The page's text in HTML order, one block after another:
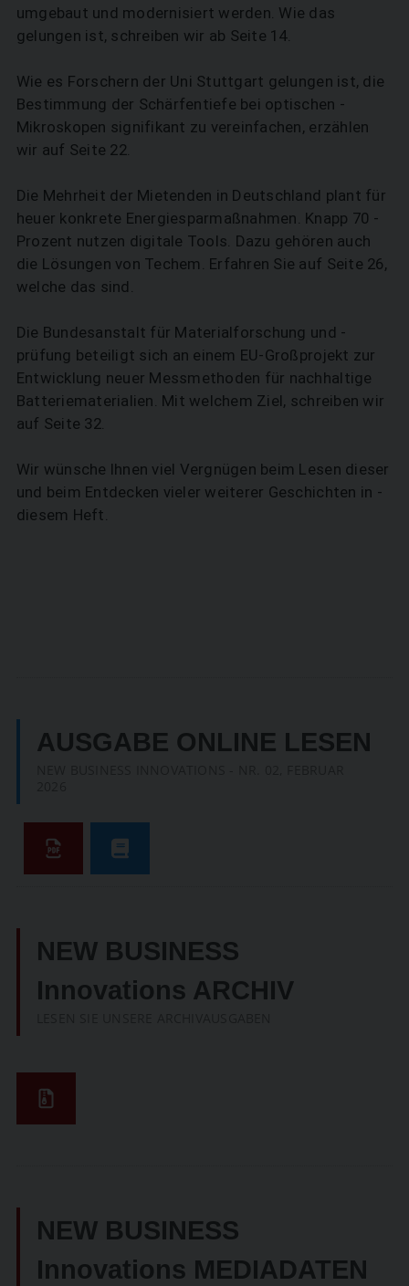
umgebaut und modernisiert werden. Wie das
gelungen ist, schreiben wir ab Seite 14.
Wie es Forschern der Uni Stuttgart gelungen ist, die
Bestimmung der Schärfentiefe bei optischen ­
Mikroskopen signifikant zu vereinfachen, erzählen
wir auf Seite 22.
Die Mehrheit der Mietenden in Deutschland plant für
heuer konkrete­ ­Energiesparmaßnahmen. Knapp ­70 ­
Prozent nutzen digitale Tools. Dazu gehören auch
die ­Lösungen von Techem. Erfahren Sie auf Seite 26,
welche das sind.
Die Bundesanstalt für Materialforschung und -
prüfung beteiligt sich an einem EU-Großprojekt zur
Entwicklung neuer Messmethoden für nachhaltige
Batterie­materi­alien. Mit welchem Ziel, schreiben wir
auf Seite 32.
Wir wünsche Ihnen viel Vergnügen beim Lesen dieser
und beim Entdecken vieler weiterer Geschichten in ­
diesem Heft.
AUSGABE ONLINE LESEN
NEW BUSINESS
Innovations ARCHIV
NEW BUSINESS
Innovations MEDIADATEN